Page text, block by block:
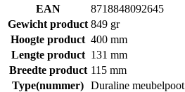
EAN
8718848092645
Gewicht product 849 gr
Hoogte product 400 mm
Lengte product 131 mm
Breedte product 115 mm
Type(nummer) Duraline meubelpoot